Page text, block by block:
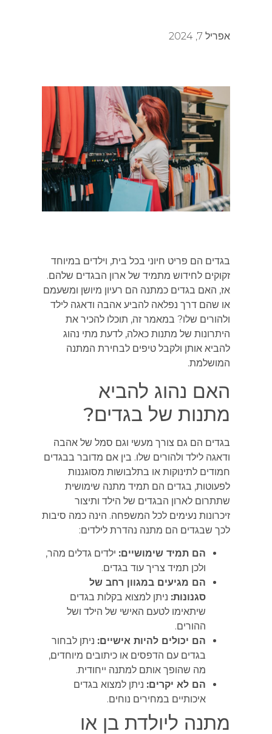
אפריל 7, 2024
בגדים הם פריט חיוני בכל בית, וילדים במיוחד
זקוקים לחידוש מתמיד של ארון הבגדים שלהם.
אז, האם בגדים כמתנה הם רעיון מיושן ומשעמם
או שהם דרך נפלאה להביע אהבה ודאגה לילד
ולהורים שלו? במאמר זה, תוכלו להכיר את
היתרונות של מתנות כאלה, לדעת מתי נהוג
להביא אותן ולקבל טיפים לבחירת המתנה
המושלמת.
האם נהוג להביא
מתנות של בגדים?
בגדים הם גם צורך מעשי וגם סמל של אהבה
ודאגה לילד ולהורים שלו. בין אם מדובר בבגדים
חמודים לתינוקות או בתלבושות מסוגננות
לפעוטות, בגדים הם תמיד מתנה שימושית
שתתרום לארון הבגדים של הילד ותיצור
זיכרונות נעימים לכל המשפחה. הינה כמה סיבות
לכך שבגדים הם מתנה נהדרת לילדים:
הם תמיד שימושיים:ילדים גדלים מהר,
ולכן תמיד צריך עוד בגדים.
הם מגיעים במגוון רחב של
סגנונות:ניתן למצוא בקלות בגדים
שיתאימו לטעם האישי של הילד ושל
ההורים.
הם יכולים להיות אישיים:ניתן לבחור
בגדים עם הדפסים או כיתובים מיוחדים,
מה שהופך אותם למתנה ייחודית.
הם לא יקרים:ניתן למצוא בגדים
איכותיים במחירים נוחים.
מתנה ליולדת בן או